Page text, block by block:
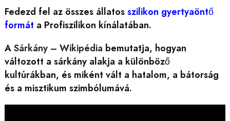
Fedezd fel az összes állatosszilikon gyertyaöntő
formát a Profiszilikon kínálatában.
ASárkány – Wikipédia bemutatja, hogyan
változott a sárkány alakja a különböző
kultúrákban, és miként vált a hatalom, a bátorság
és a misztikum szimbólumává.